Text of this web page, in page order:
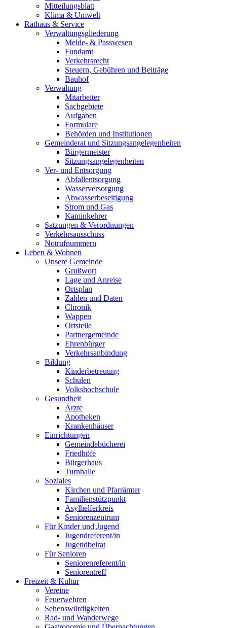
Mitteilungsblatt
Klima & Umwelt
Rathaus & Service
Verwaltungsgliederung
Melde- & Passwesen
Fundamt
Verkehrsrecht
Steuern, Gebühren und Beiträge
Bauhof
Verwaltung
Mitarbeiter
Sachgebiete
Aufgaben
Formulare
Behörden und Institutionen
Gemeinderat und Sitzungsangelegenheiten
Bürgermeister
Sitzungsangelegenheiten
Ver- und Entsorgung
Abfallentsorgung
Wasserversorgung
Abwasserbeseitigung
Strom und Gas
Kaminkehrer
Satzungen & Verordnungen
Verkehrsausschuss
Notrufnummern
Leben & Wohnen
Unsere Gemeinde
Grußwort
Lage und Anreise
Ortsplan
Zahlen und Daten
Chronik
Wappen
Ortsteile
Partnergemeinde
Ehrenbürger
Verkehrsanbindung
Bildung
Kinderbetreuung
Schulen
Volkshochschule
Gesundheit
Ärzte
Apotheken
Krankenhäuser
Einrichtungen
Gemeindebücherei
Friedhöfe
Bürgerhaus
Turnhalle
Soziales
Kirchen und Pfarrämter
Familienstützpunkt
Asylhelferkreis
Seniorenzentrum
Für Kinder und Jugend
Jugendreferent/in
Jugendbeirat
Für Senioren
Seniorenreferent/in
Seniorentreff
Freizeit & Kultur
Vereine
Feuerwehren
Sehenswürdigkeiten
Rad- und Wanderwege